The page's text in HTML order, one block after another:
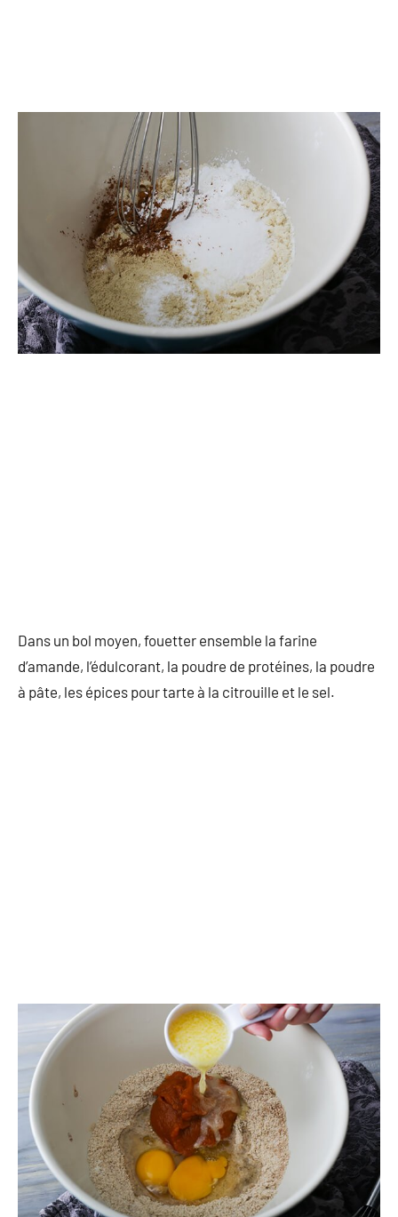
Dans un bol moyen, fouetter ensemble la farine
d’amande, l’édulcorant, la poudre de protéines, la poudre
à pâte, les épices pour tarte à la citrouille et le sel.